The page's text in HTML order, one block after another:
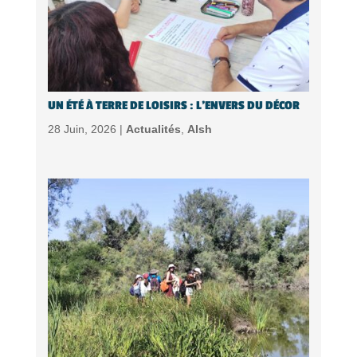
UN ÉTÉ À TERRE DE LOISIRS : L’ENVERS DU DÉCOR
28 Juin, 2026 | Actualités Alsh